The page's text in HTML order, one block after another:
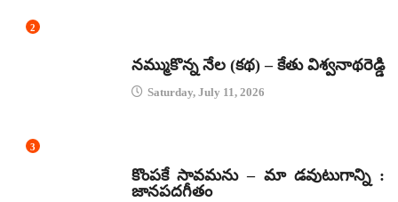
2
నమ్ముకొన్న నేల (కథ) – కేతు విశ్వనాథరెడ్డి
Saturday, July 11, 2026
3
కొంపకే సావమను – మా డవుటుగాన్ని :
జానపదగీతం